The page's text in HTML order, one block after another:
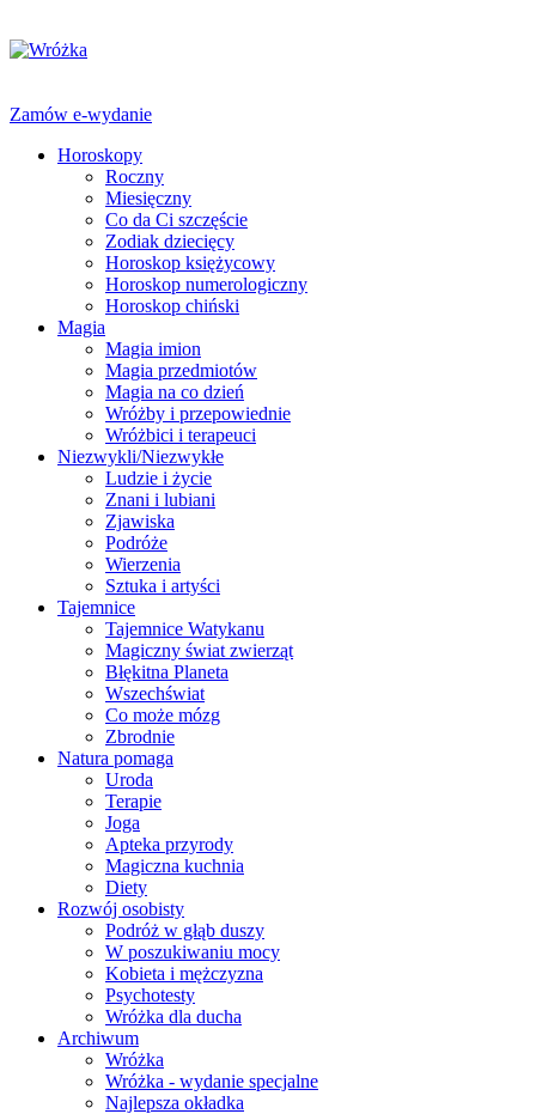
Zamów e-wydanie
Horoskopy
Roczny
Miesięczny
Co da Ci szczęście
Zodiak dziecięcy
Horoskop księżycowy
Horoskop numerologiczny
Horoskop chiński
Magia
Magia imion
Magia przedmiotów
Magia na co dzień
Wróżby i przepowiednie
Wróżbici i terapeuci
Niezwykli/Niezwykłe
Ludzie i życie
Znani i lubiani
Zjawiska
Podróże
Wierzenia
Sztuka i artyści
Tajemnice
Tajemnice Watykanu
Magiczny świat zwierząt
Błękitna Planeta
Wszechświat
Co może mózg
Zbrodnie
Natura pomaga
Uroda
Terapie
Joga
Apteka przyrody
Magiczna kuchnia
Diety
Rozwój osobisty
Podróż w głąb duszy
W poszukiwaniu mocy
Kobieta i mężczyzna
Psychotesty
Wróżka dla ducha
Archiwum
Wróżka
Wróżka - wydanie specjalne
Najlepsza okładka